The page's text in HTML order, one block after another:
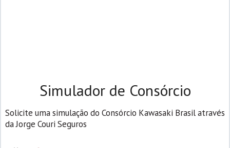
Simulador de Consórcio
Solicite uma simulação do Consórcio Kawasaki Brasil através
da Jorge Couri Seguros